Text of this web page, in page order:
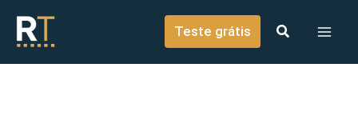
conteúdo
Teste grátis